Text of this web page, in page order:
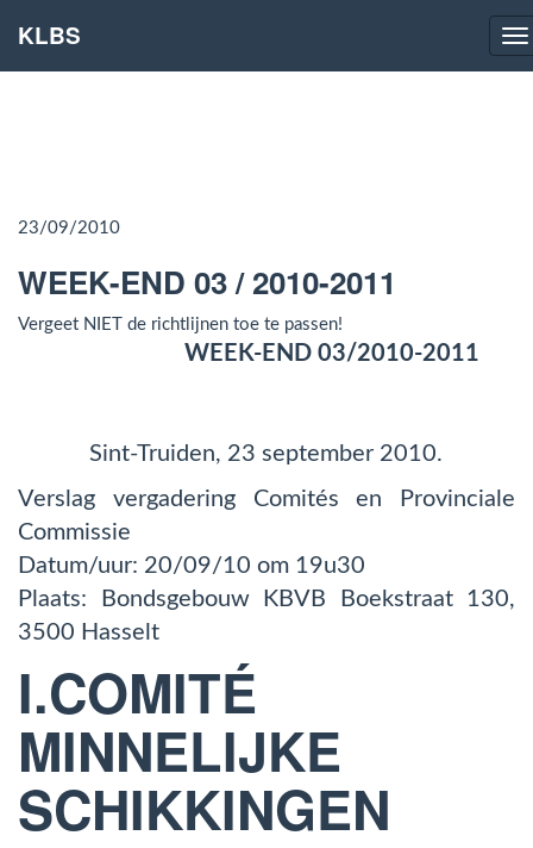
KLBS
23/09/2010
WEEK-END 03 / 2010-2011
Vergeet NIET de richtlijnen toe te passen!
WEEK-END 03/2010-2011
Sint-Truiden, 23 september 2010.
Verslag vergadering Comités en Provinciale
Commissie
Datum/uur: 20/09/10 om 19u30
Plaats: Bondsgebouw KBVB Boekstraat 130,
3500 Hasselt
I.COMITÉ
MINNELIJKE
SCHIKKINGEN